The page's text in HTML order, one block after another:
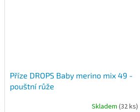
Příze DROPS Baby merino mix 49 -
pouštní růže
Skladem (32 ks)